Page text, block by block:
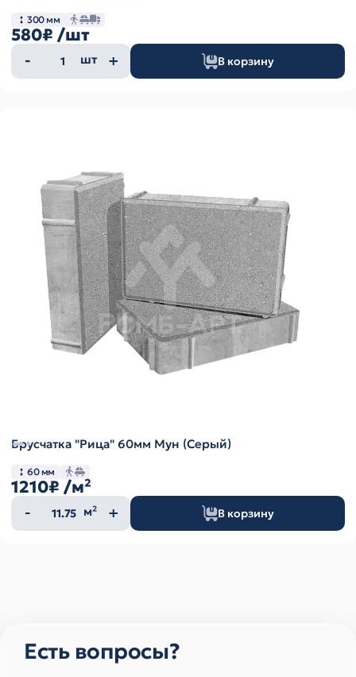
300 мм
580₽ /шт
Количество
товара
шт В корзину
Брусчатка "Рица" 60мм Мун (Серый)
60 мм
1210₽ /м²
Количество
товара
м² В корзину
Есть вопросы?